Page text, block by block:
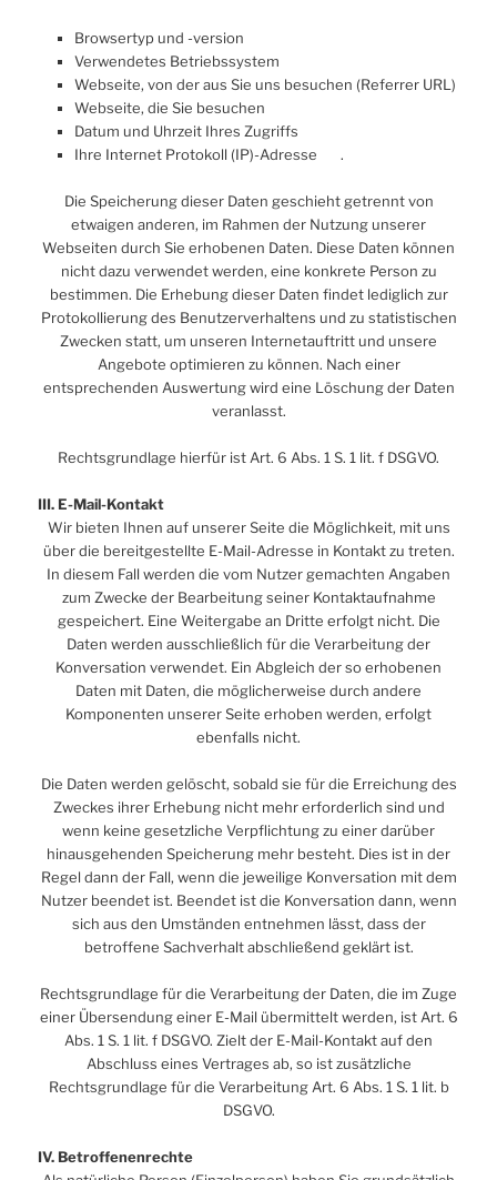
Browsertyp und -version
Verwendetes Betriebssystem
Webseite, von der aus Sie uns besuchen (Referrer URL)
Webseite, die Sie besuchen
Datum und Uhrzeit Ihres Zugriffs
Ihre Internet Protokoll (IP)-Adresse .
Die Speicherung dieser Daten geschieht getrennt von
etwaigen anderen, im Rahmen der Nutzung unserer
Webseiten durch Sie erhobenen Daten. Diese Daten können
nicht dazu verwendet werden, eine konkrete Person zu
bestimmen. Die Erhebung dieser Daten findet lediglich zur
Protokollierung des Benutzerverhaltens und zu statistischen
Zwecken statt, um unseren Internetauftritt und unsere
Angebote optimieren zu können. Nach einer
entsprechenden Auswertung wird eine Löschung der Daten
veranlasst.
Rechtsgrundlage hierfür ist Art. 6 Abs. 1 S. 1 lit. f DSGVO.
III. E-Mail-Kontakt
Wir bieten Ihnen auf unserer Seite die Möglichkeit, mit uns
über die bereitgestellte E-Mail-Adresse in Kontakt zu treten.
In diesem Fall werden die vom Nutzer gemachten Angaben
zum Zwecke der Bearbeitung seiner Kontaktaufnahme
gespeichert. Eine Weitergabe an Dritte erfolgt nicht. Die
Daten werden ausschließlich für die Verarbeitung der
Konversation verwendet. Ein Abgleich der so erhobenen
Daten mit Daten, die möglicherweise durch andere
Komponenten unserer Seite erhoben werden, erfolgt
ebenfalls nicht.
Die Daten werden gelöscht, sobald sie für die Erreichung des
Zweckes ihrer Erhebung nicht mehr erforderlich sind und
wenn keine gesetzliche Verpflichtung zu einer darüber
hinausgehenden Speicherung mehr besteht. Dies ist in der
Regel dann der Fall, wenn die jeweilige Konversation mit dem
Nutzer beendet ist. Beendet ist die Konversation dann, wenn
sich aus den Umständen entnehmen lässt, dass der
betroffene Sachverhalt abschließend geklärt ist.
Rechtsgrundlage für die Verarbeitung der Daten, die im Zuge
einer Übersendung einer E-Mail übermittelt werden, ist Art. 6
Abs. 1 S. 1 lit. f DSGVO. Zielt der E-Mail-Kontakt auf den
Abschluss eines Vertrages ab, so ist zusätzliche
Rechtsgrundlage für die Verarbeitung Art. 6 Abs. 1 S. 1 lit. b
DSGVO.
IV. Betroffenenrechte